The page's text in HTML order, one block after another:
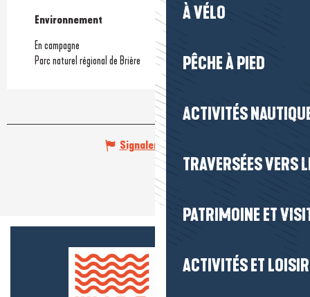
À VÉLO
PÊCHE À PIED
ACTIVITÉS
TRAVERSÉES VERS
PATRIMOINE ET
ACTIVITÉS ET
Environnement
Environnement
En campagne
Parc naturel régional de Brière
Signaler une erreur